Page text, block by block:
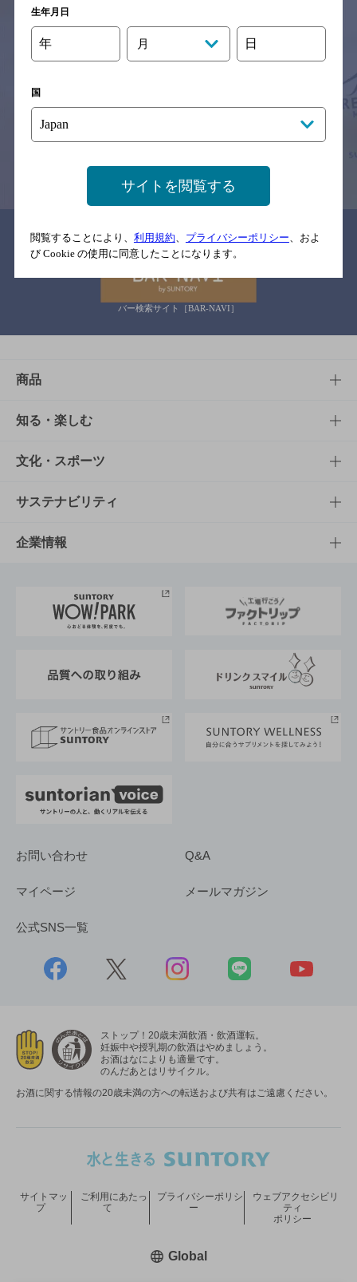
※それぞれのお店のメニューや営業時間などの掲載情報については、
予告なしに変更されることがありますので、
念のためお店にご確認の上ご来店くださいますようお願い申し上げま
情報提供：ぐるなび
関連リンク
バー検索サイト［BAR-NAVI］
商品
商品TOP
商品一覧
商品発売情報
栄養成分一覧
知る・楽しむ
知る・楽しむTOP
キャンペーン
工場見学
地域情報
文化・スポーツ
文化・スポーツTOP
サントリーホール
サントリーサンバーズ大阪
サステナビリティ
サステナビリティTOP
サントリーが考えるサステナビリティ経営
企業情報
企業概要
採用情報
お問い合わせ Q&A
マイページ メールマガジン
公式SNS一覧
ストップ！20歳未満飲酒・飲酒運転。
妊娠中や授乳期の飲酒はやめましょう。
お酒はなによりも適量です。
のんだあとはリサイクル。
お酒に関する情報の20歳未満の方への転送および共有はご遠慮ください。
サイトマッ
プ
ご利用にあたっ
て
プライバシーポリシ
ー
ウェブアクセシビリ
ティ
ポリシー
Global新しいウィンドウで開く
生年月日
年 月 日
国
サイトを閲覧する
閲覧することにより、 利用規約、 プライバシーポリシー、およ
び Cookie の使用に同意したことになります。